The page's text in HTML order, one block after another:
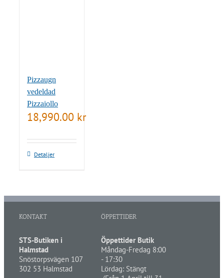
Pizzaugn
vedeldad
Pizzaiollo
18,990.00 kr
Detaljer
KONTAKT
STS-Butiken i
Halmstad
Snöstorpsvägen 107
302 53 Halmstad
ÖPPETTIDER
Öppettider Butik
Måndag-Fredag 8:00
- 17:30
Lördag: Stängt